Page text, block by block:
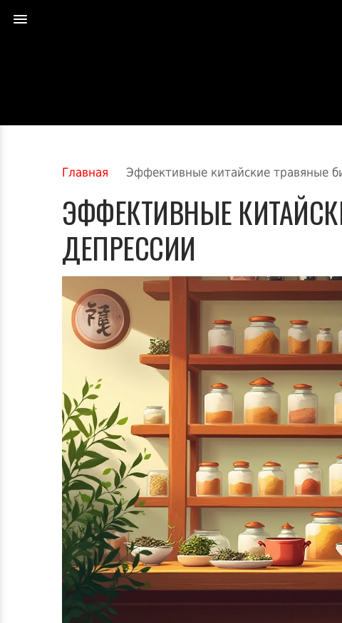
Главная Эффективные китайские травяные
ЭФФЕКТИВНЫЕ
ДЕПРЕССИИ